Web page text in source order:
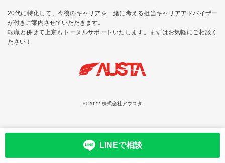
LINEで相談
20代に特化して、今後のキャリアを一緒に考える担当キャリアアドバイザー
が付きご案内させていただきます。
転職と併せて上京もトータルサポートいたします。まずはお気軽にご相談く
ださい！
© 2022 株式会社アウスタ